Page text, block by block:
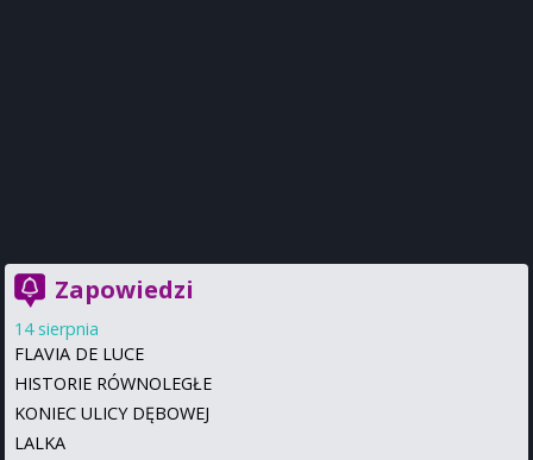
Zapowiedzi
14 sierpnia
FLAVIA DE LUCE
HISTORIE RÓWNOLEGŁE
KONIEC ULICY DĘBOWEJ
LALKA